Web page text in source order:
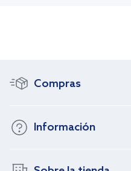
Compras
Información